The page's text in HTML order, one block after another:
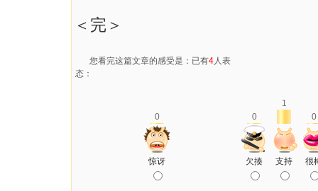
＜完＞
您看完这篇文章的感受是：已有4人表
态：
0 0
1
0
惊讶 欠揍 支持 很